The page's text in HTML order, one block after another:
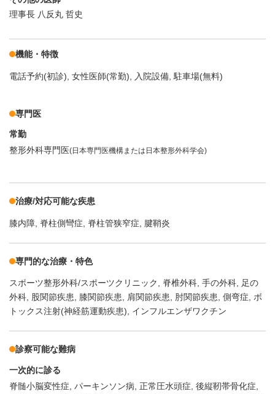
理事長 八反丸 哲史
機能・特徴
電話予約(初診) 女性医師(常勤) 入院設備 駐車場(無料)
専門医
常勤
整形外科専門医(日本専門医機構または日本整形外科学会)
治療/対応可能な疾患
膝内障 脊柱側彎症 脊柱管狭窄症 腱鞘炎
専門的な治療・特色
スポーツ整形外科/スポーツクリニック 脊椎外科 手の外科
足の
外科
股関節疾患 膝関節疾患 肩関節疾患 肘関節疾患 側弯症
ボ
トックス注射(神経筋運動疾患)
インフルエンザワクチン
診察可能な難病
一次的に診る
脊髄小脳変性症 パーキンソン病 正常圧水頭症 後縦靭帯骨化症